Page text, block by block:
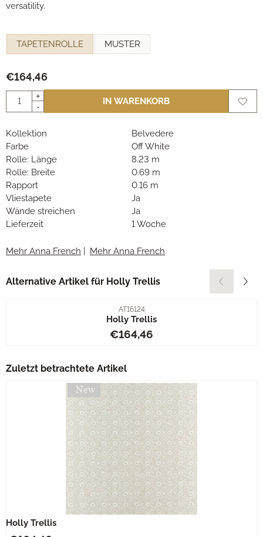
versatility.
TAPETENROLLE MUSTER
€164,46
Anzahl
+
-
IN WARENKORB
Kollektion
Belvedere
Farbe
Off White
Rolle: Länge
8.23 m
Rolle: Breite
0.69 m
Rapport
0.16 m
Vliestapete
Ja
Wände streichen
Ja
Lieferzeit
1 Woche
Mehr Anna French Mehr Anna French
Alternative Artikel für Holly Trellis
Artikelnummer
AT16124
Holly Trellis
Preis: 164,46
€164,46
Zuletzt betrachtete Artikel
Holly Trellis